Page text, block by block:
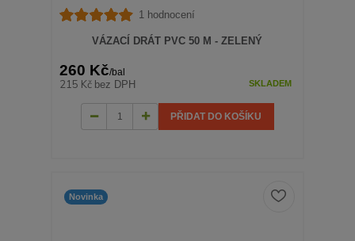
1 hodnocení
VÁZACÍ DRÁT PVC 50 M - ZELENÝ
260 Kč/bal
215 Kč bez DPH SKLADEM
PŘIDAT DO KOŠÍKU
Novinka